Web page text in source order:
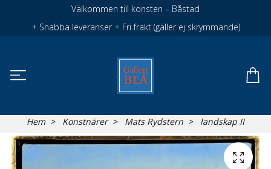
Välkommen till konsten – Båstad
+ Snabba leveranser + Fri frakt (gäller ej skrymmande)
Hem Konstnärer Mats Rydstern landskap II